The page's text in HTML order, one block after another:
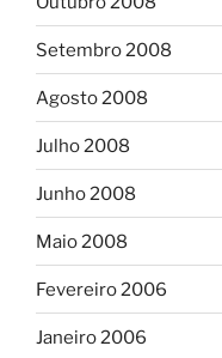
Setembro 2008
Agosto 2008
Julho 2008
Junho 2008
Maio 2008
Fevereiro 2006
Janeiro 2006